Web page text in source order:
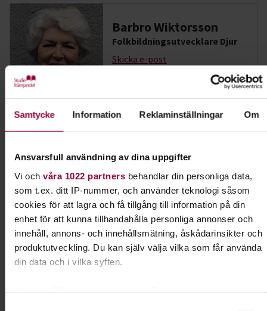
Samtycke Information Reklaminställningar Om
Ansvarsfull användning av dina uppgifter
Vi och våra 1022 partnersbehandlar din personliga data,
som t.ex. ditt IP-nummer, och använder teknologi såsom
cookies för att lagra och få tillgång till information på din
enhet för att kunna tillhandahålla personliga annonser och
innehåll, annons- och innehållsmätning, åskådarinsikter och
produktutveckling. Du kan själv välja vilka som får använda
din data och i vilka syften.
Barbro Wiktorsson
Folkbildningsutvecklare Djur
Skicka e-post
Dela:
Har du hund eller planerar du att skaffa en valp?
Eller kanske en katt eller ett annat husdjur?
Grattis! Det finns massor av roliga saker du kan
lära dig tillsammans med andra djurägare.